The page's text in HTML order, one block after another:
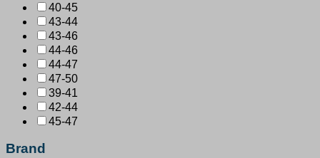
40-45
43-44
43-46
44-46
44-47
47-50
39-41
42-44
45-47
Brand